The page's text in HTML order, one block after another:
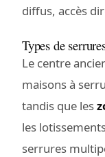
diffus, accès
Types de
Le centre
maisons à
tandis que les
les
serrures